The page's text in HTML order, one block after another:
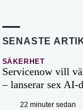
SENASTE
SÄKERHET
Servicenow vill
– lanserar sex AI-
22 minuter sedan